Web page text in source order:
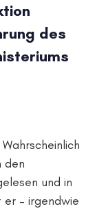
des
den
und in
– irgendwie